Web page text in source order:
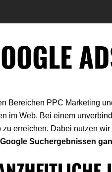
Bereichen PPC Marketing
im Web. Bei einem
zu erreichen. Dabei nutzen
Google Suchergebnissen